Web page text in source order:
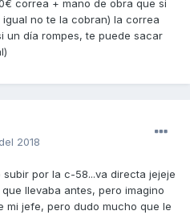
correa + mano de obra que si
no te la cobran) la correa
un día rompes, te puede sacar
2018
por la c-58...va directa jejeje
llevaba antes, pero imagino
mi jefe, pero dudo mucho que le